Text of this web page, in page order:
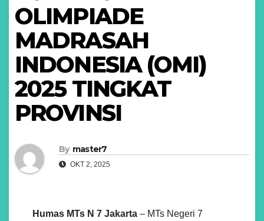
OLIMPIADE
MADRASAH
INDONESIA (OMI)
2025 TINGKAT
PROVINSI
By master7
OKT 2, 2025
Humas MTs N 7 Jakarta – MTs Negeri 7